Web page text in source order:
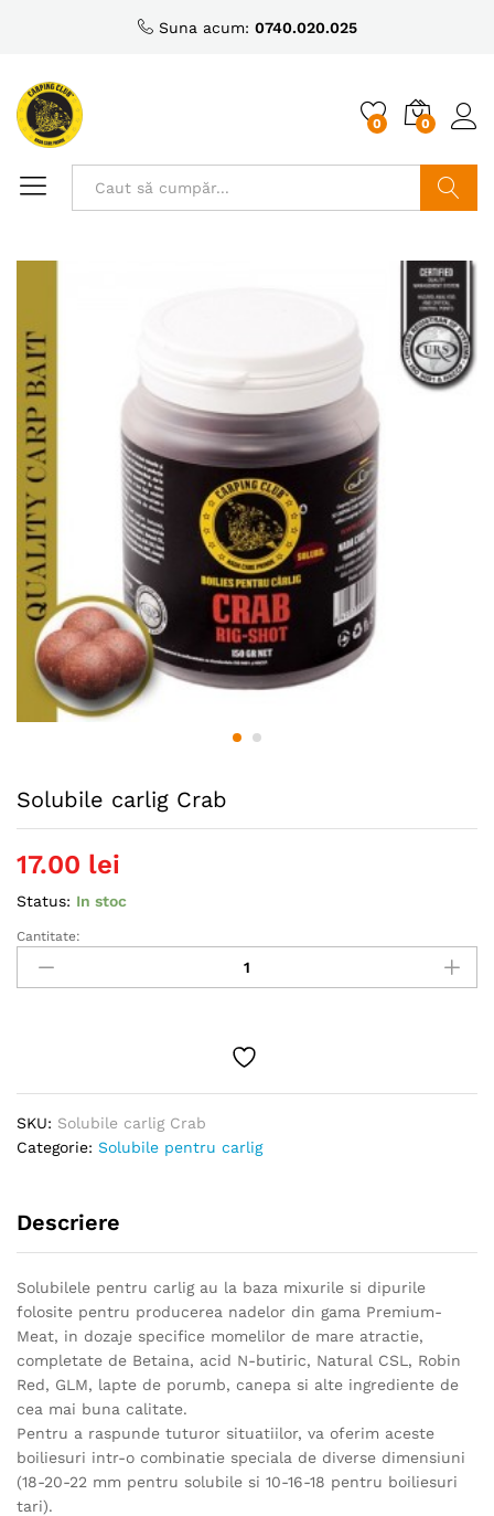
Suna acum: 0740.020.025
0 0
Solubile carlig Crab
17.00 lei
Status: In stoc
Solubile
carlig
Crab
Cantitate:
SKU: Solubile carlig Crab
Categorie: Solubile pentru carlig
Descriere
Solubilele pentru carlig au la baza mixurile si dipurile
folosite pentru producerea nadelor din gama Premium-
Meat, in dozaje specifice momelilor de mare atractie,
completate de Betaina, acid N-butiric, Natural CSL, Robin
Red, GLM, lapte de porumb, canepa si alte ingrediente de
cea mai buna calitate.
Pentru a raspunde tuturor situatiilor, va oferim aceste
boiliesuri intr-o combinatie speciala de diverse dimensiuni
(18-20-22 mm pentru solubile si 10-16-18 pentru boiliesuri
tari).